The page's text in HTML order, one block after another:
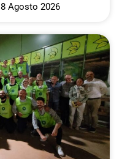
8 Agosto 2026